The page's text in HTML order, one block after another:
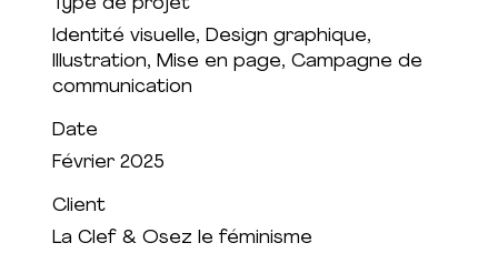
Type de projet
Identité visuelle, Design graphique,
Illustration, Mise en page, Campagne de
communication
Date
Février 2025
Client
La Clef & Osez le féminisme